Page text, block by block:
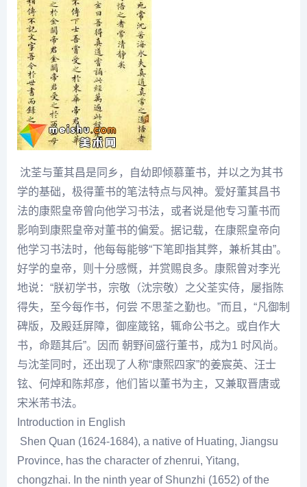
沈荃与董其昌是同乡，自幼即倾慕董书，并以之为其书
学的基础，极得董书的笔法特点与风神。爱好董其昌书
法的康熙皇帝曾向他学习书法，或者说是他专习董书而
影响到康熙皇帝对董书的偏爱。据记载，在康熙皇帝向
他学习书法时，他每每能够“下笔即指其弊，兼析其由”。
好学的皇帝，则十分感慨，并赏赐良多。康熙曾对李光
地说：“朕初学书，宗敬（沈宗敬）之父荃实侍，屡指陈
得失，至今每作书，何尝 不思荃之勤也。”而且，“凡御制
碑版，及殿廷屏障，御座箴铭，辄命公书之。或自作大
书，命题其后”。因而 朝野间盛行董书，成为1 时风尚。
与沈荃 同时，还出现了人称“康熙四家”的姜宸英、汪士
铉、何焯和陈邦彦，他们皆以董书为主，又兼取晋唐或
宋米芾书法。
Introduction in English
Shen Quan (1624-1684), a native of Huating, Jiangsu
Province, has the character of zhenrui, Yitang,
chongzhai. In the ninth year of Shunzhi (1652) of the